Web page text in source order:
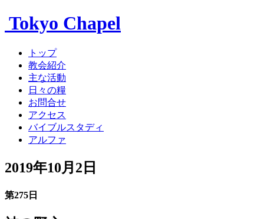
Tokyo Chapel
トップ
教会紹介
主な活動
日々の糧
お問合せ
アクセス
バイブルスタディ
アルファ
2019年10月2日
第275日